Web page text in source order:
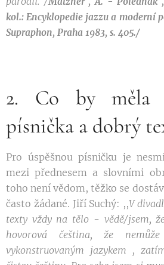
kol.: Encyklopedie jazzu a moderní
Supraphon, Praha 1983, s. 405./
2. Co by měla
písnička a dobrý
Pro úspěšnou písničku je
mezi přednesem a slovními
toho není vědom, těžko se
často žádané. Jiří Suchý: ,,V
texty vždy na tělo - vědě/jsem,
hovorová čeština, že
vykonstruovaným jazykem ,